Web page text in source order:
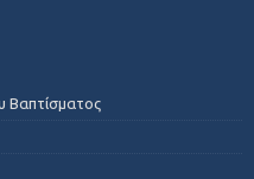
Βαπτίσματος